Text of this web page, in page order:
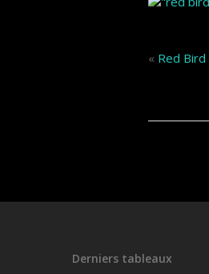
« Red Bird
Derniers tableaux